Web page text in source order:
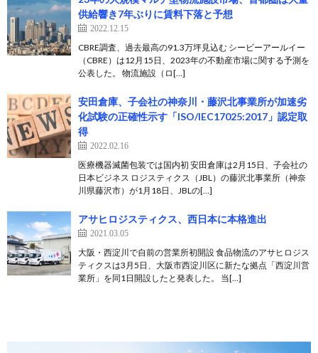
供給響き7年ぶりに賃料下落と予想
2022.12.15
CBRE調査、過去最高の91.3万坪見込む シービーアールイー
（CBRE）は12月15日、2023年の不動産市場に関する予測を
公表した。 物流施設（ロ[…]
安田倉庫、子会社の神奈川・藤沢北事業所が加速劣
化試験の正確性示す「ISO/IEC17025:2017」認定取
得
2022.02.16
医療機器滅菌包装では国内初 安田倉庫は2月15日、子会社の
日本ビジネス ロジスティクス（JBL）の藤沢北事業所（神奈
川県藤沢市）が1月18日、JBLの[…]
アサヒロジスティクス、西日本に本格進出
2021.03.05
大阪・西淀川で自前の営業所初開設 食品物流のアサヒロジス
ティクスは3月5日、大阪市西淀川区に新たな拠点「西淀川営
業所」を同1日開設したと発表した。 当[…]